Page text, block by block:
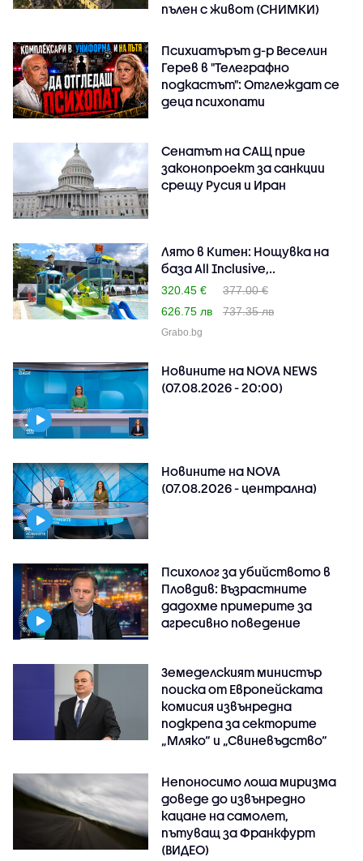
пълен с живот (СНИМКИ)
Психиатърът д-р Веселин
Герев в "Телеграфно
подкастът": Отглеждат се
деца психопати
Сенатът на САЩ прие
законопроект за санкции
срещу Русия и Иран
Лято в Китен: Нощувка на
база All Inclusive,..
320.45 €
377.00 €
626.75 лв
737.35 лв
Grabo.bg
Новините на NOVA NEWS
(07.08.2026 - 20:00)
Новините на NOVA
(07.08.2026 - централна)
Психолог за убийството в
Пловдив: Възрастните
дадохме примерите за
агресивно поведение
Земеделският министър
поиска от Европейската
комисия извънредна
подкрепа за секторите
„Мляко“ и „Свиневъдство“
Непоносимо лоша миризма
доведе до извънредно
кацане на самолет,
пътуващ за Франкфурт
(ВИДЕО)